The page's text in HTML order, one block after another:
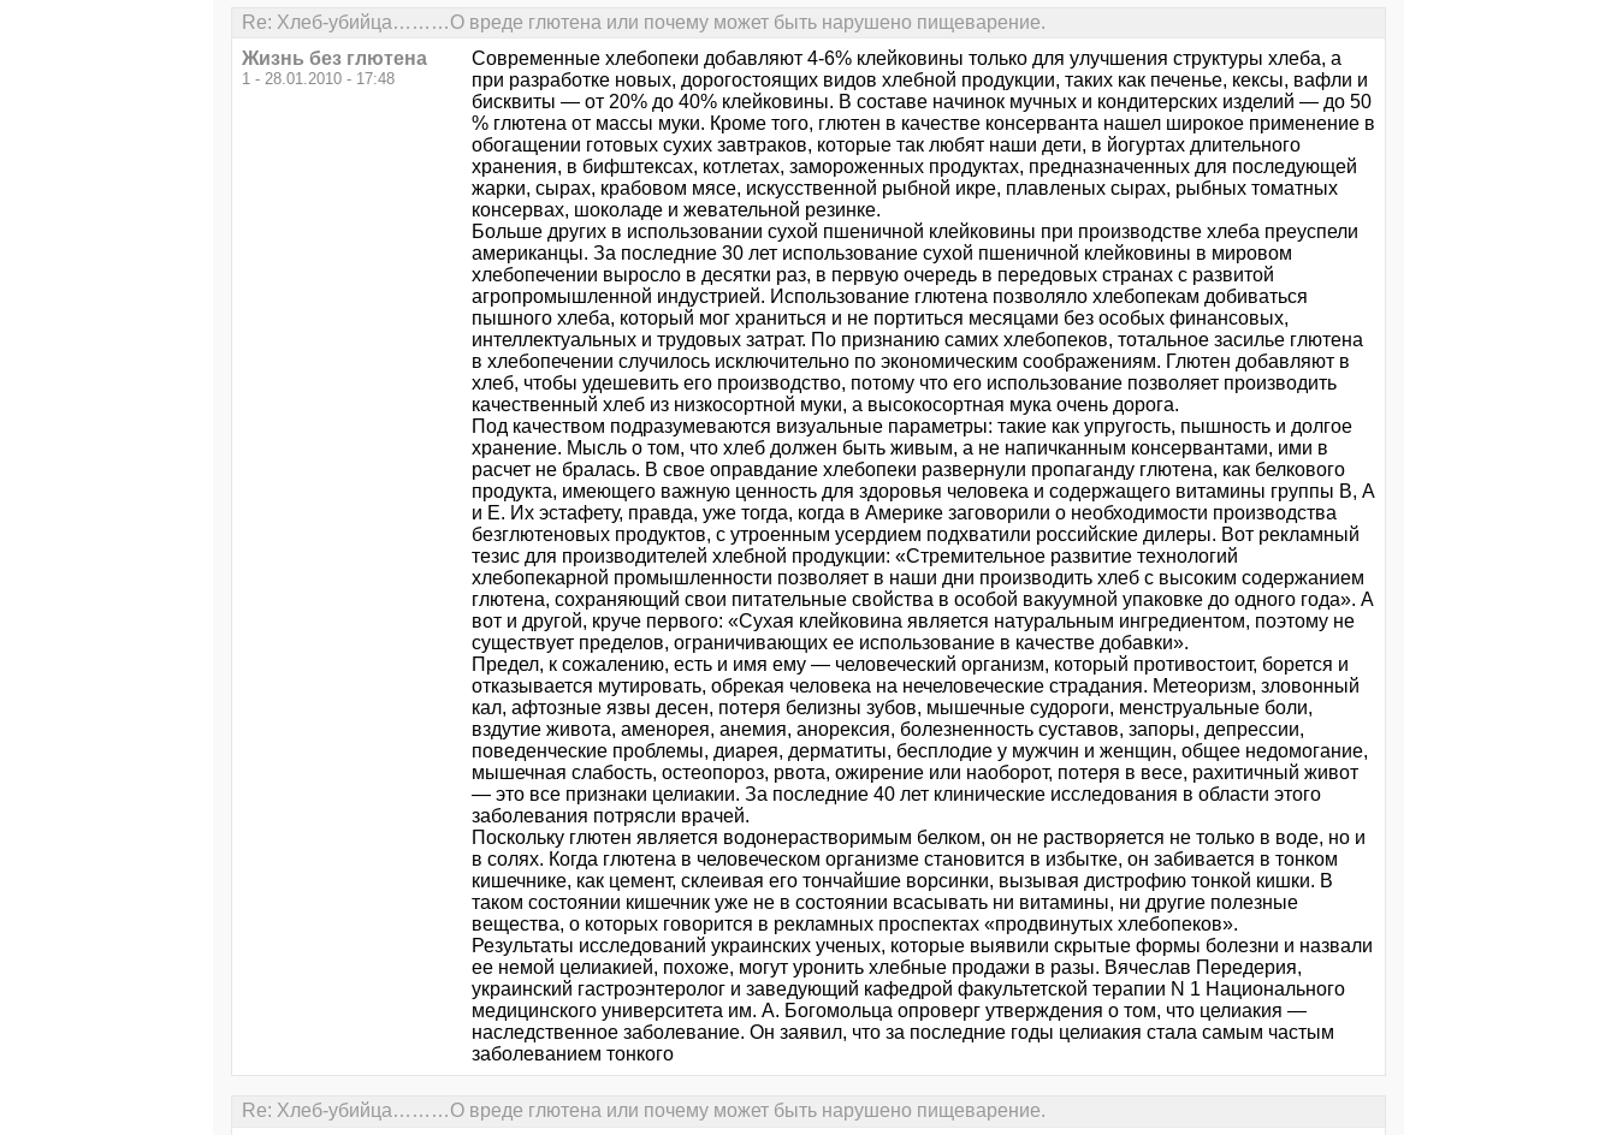
Re: Хлеб-убийца………О вреде глютена или почему может быть нарушено пищеварение.
Жизнь без глютена
1 - 28.01.2010 - 17:48
Современные хлебопеки добавляют 4-6% клейковины только для улучшения структуры хлеба, а
при разработке новых, дорогостоящих видов хлебной продукции, таких как печенье, кексы, вафли и
бисквиты — от 20% до 40% клейковины. В составе начинок мучных и кондитерских изделий — до 50
% глютена от массы муки. Кроме того, глютен в качестве консерванта нашел широкое применение в
обогащении готовых сухих завтраков, которые так любят наши дети, в йогуртах длительного
хранения, в бифштексах, котлетах, замороженных продуктах, предназначенных для последующей
жарки, сырах, крабовом мясе, искусственной рыбной икре, плавленых сырах, рыбных томатных
консервах, шоколаде и жевательной резинке.
Больше других в использовании сухой пшеничной клейковины при производстве хлеба преуспели
американцы. За последние 30 лет использование сухой пшеничной клейковины в мировом
хлебопечении выросло в десятки раз, в первую очередь в передовых странах с развитой
агропромышленной индустрией. Использование глютена позволяло хлебопекам добиваться
пышного хлеба, который мог храниться и не портиться месяцами без особых финансовых,
интеллектуальных и трудовых затрат. По признанию самих хлебопеков, тотальное засилье глютена
в хлебопечении случилось исключительно по экономическим соображениям. Глютен добавляют в
хлеб, чтобы удешевить его производство, потому что его использование позволяет производить
качественный хлеб из низкосортной муки, а высокосортная мука очень дорога.
Под качеством подразумеваются визуальные параметры: такие как упругость, пышность и долгое
хранение. Мысль о том, что хлеб должен быть живым, а не напичканным консервантами, ими в
расчет не бралась. В свое оправдание хлебопеки развернули пропаганду глютена, как белкового
продукта, имеющего важную ценность для здоровья человека и содержащего витамины группы В, А
и Е. Их эстафету, правда, уже тогда, когда в Америке заговорили о необходимости производства
безглютеновых продуктов, с утроенным усердием подхватили российские дилеры. Вот рекламный
тезис для производителей хлебной продукции: «Стремительное развитие технологий
хлебопекарной промышленности позволяет в наши дни производить хлеб с высоким содержанием
глютена, сохраняющий свои питательные свойства в особой вакуумной упаковке до одного года». А
вот и другой, круче первого: «Сухая клейковина является натуральным ингредиентом, поэтому не
существует пределов, ограничивающих ее использование в качестве добавки».
Предел, к сожалению, есть и имя ему — человеческий организм, который противостоит, борется и
отказывается мутировать, обрекая человека на нечеловеческие страдания. Метеоризм, зловонный
кал, афтозные язвы десен, потеря белизны зубов, мышечные судороги, менструальные боли,
вздутие живота, аменорея, анемия, анорексия, болезненность суставов, запоры, депрессии,
поведенческие проблемы, диарея, дерматиты, бесплодие у мужчин и женщин, общее недомогание,
мышечная слабость, остеопороз, рвота, ожирение или наоборот, потеря в весе, рахитичный живот
— это все признаки целиакии. За последние 40 лет клинические исследования в области этого
заболевания потрясли врачей.
Поскольку глютен является водонерастворимым белком, он не растворяется не только в воде, но и
в солях. Когда глютена в человеческом организме становится в избытке, он забивается в тонком
кишечнике, как цемент, склеивая его тончайшие ворсинки, вызывая дистрофию тонкой кишки. В
таком состоянии кишечник уже не в состоянии всасывать ни витамины, ни другие полезные
вещества, о которых говорится в рекламных проспектах «продвинутых хлебопеков».
Результаты исследований украинских ученых, которые выявили скрытые формы болезни и назвали
ее немой целиакией, похоже, могут уронить хлебные продажи в разы. Вячеслав Передерия,
украинский гастроэнтеролог и заведующий кафедрой факультетской терапии N 1 Национального
медицинского университета им. А. Богомольца опроверг утверждения о том, что целиакия —
наследственное заболевание. Он заявил, что за последние годы целиакия стала самым частым
заболеванием тонкого
Re: Хлеб-убийца………О вреде глютена или почему может быть нарушено пищеварение.